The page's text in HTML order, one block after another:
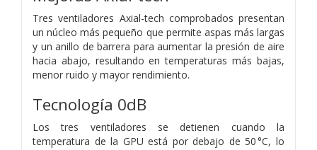
Tres ventiladores Axial-tech comprobados presentan
un núcleo más pequeño que permite aspas más largas
y un anillo de barrera para aumentar la presión de aire
hacia abajo, resultando en temperaturas más bajas,
menor ruido y mayor rendimiento.
Tecnología 0dB
Los tres ventiladores se detienen cuando la
temperatura de la GPU está por debajo de 50 °C, lo